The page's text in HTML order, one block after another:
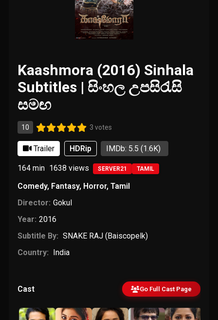
Kaashmora (2016) Sinhala
Subtitles | සිංහල උපසිරැසි
සමඟ
10 3 votes
Trailer HDRip IMDb: 5.5(1.6K)
164 min 1638 views SERVER21 TAMIL
Comedy, Fantasy, Horror,Tamil
Director: Gokul
Year: 2016
Subtitle By: SNAKE RAJ (Baiscopelk)
Country:
India
Cast Go Full Cast Page